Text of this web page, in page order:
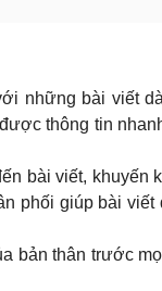
những bài viết
thông tin
bài viết, khuyến
phối giúp bài viết
bản thân trước